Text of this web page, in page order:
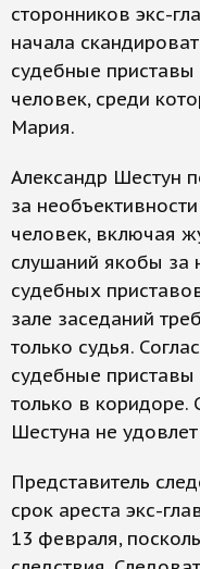
сторонников экс-
начала
судебные приставы
человек, среди
Мария.
Александр Шестун
за
человек, включая
слушаний якобы за
судебных
зале заседаний
только судья.
судебные приставы
только в коридоре.
Шестуна не
Представитель
срок ареста экс-
13 февраля,